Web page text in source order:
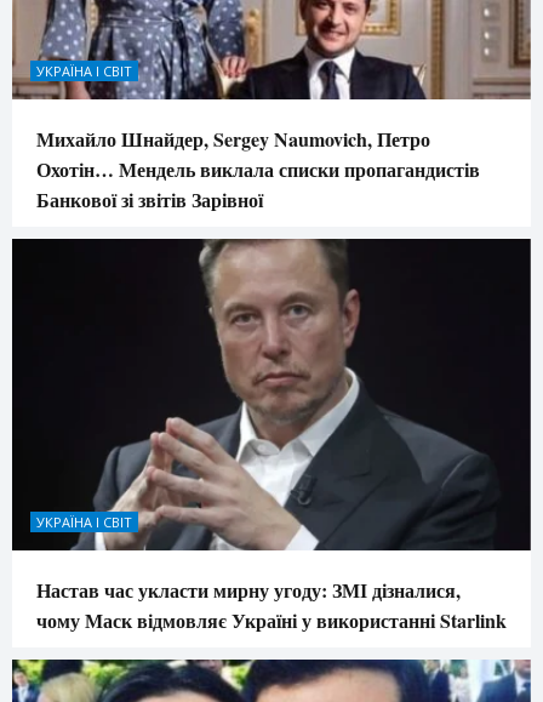
УКРАЇНА І СВІТ
Михайло Шнайдер, Sergey Naumovich, Петро
Охотін… Мендель виклала списки пропагандистів
Банкової зі звітів Зарівної
УКРАЇНА І СВІТ
Настав час укласти мирну угоду: ЗМІ дізналися,
чому Маск відмовляє Україні у використанні Starlink